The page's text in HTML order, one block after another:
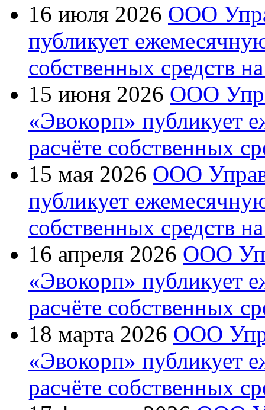
16 июля 2026 ООО
публикует
собственных средств
15 июня 2026 ООО
«Эвокорп» публикует
расчёте собственных
15 мая 2026 ООО
публикует
собственных средств
16 апреля 2026 ООО
«Эвокорп» публикует
расчёте собственных
18 марта 2026 ООО
«Эвокорп» публикует
расчёте собственных